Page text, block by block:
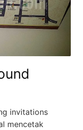
invitations
mencetak